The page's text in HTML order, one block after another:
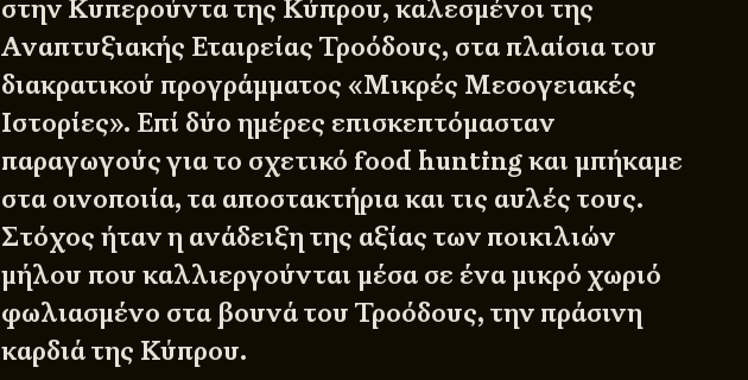
στην Κυπερούντα της Κύπρου, καλεσμένοι της
Αναπτυξιακής Εταιρείας Τροόδους, στα πλαίσια του
διακρατικού προγράμματος «Μικρές Μεσογειακές
Ιστορίες». Επί δύο ημέρες επισκεπτόμασταν
παραγωγούς για το σχετικό food hunting και μπήκαμε
στα οινοποιία, τα αποστακτήρια και τις αυλές τους.
Στόχος ήταν η ανάδειξη της αξίας των ποικιλιών
μήλου που καλλιεργούνται μέσα σε ένα μικρό χωριό
φωλιασμένο στα βουνά του Τροόδους, την πράσινη
καρδιά της Κύπρου.